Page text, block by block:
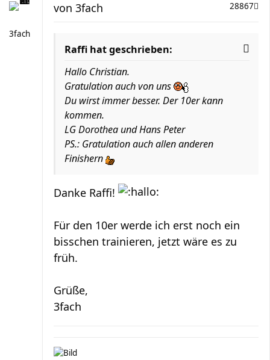
3fach
28867
von 3fach
Raffi hat geschrieben:
Hallo Christian.
Gratulation auch von uns
Du wirst immer besser. Der 10er kann
kommen.
LG Dorothea und Hans Peter
PS.: Gratulation auch allen anderen
Finishern
Danke Raffi!
Für den 10er werde ich erst noch ein
bisschen trainieren, jetzt wäre es zu
früh.
Grüße,
3fach